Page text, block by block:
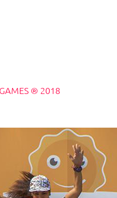
® 2018